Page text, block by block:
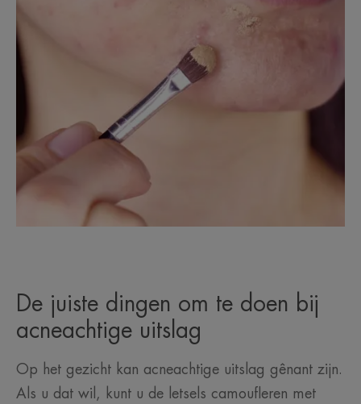
De juiste dingen om te doen bij
acneachtige uitslag
Op het gezicht kan acneachtige uitslag gênant zijn.
Als u dat wil, kunt u de letsels camoufleren met